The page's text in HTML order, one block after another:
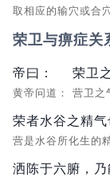
取相应的输穴或合
荣卫与痹症关
帝曰：
黄帝问道：
荣卫
营卫之
荣者水谷之精气
营是水谷所化生的
洒陈于六腑，